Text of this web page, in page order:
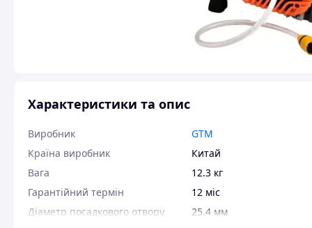
Характеристики та опис
Виробник
GTM
Країна виробник
Китай
Вага
12.3 кг
Гарантійний термін
12 міс
Діаметр посадкового отвору
25.4 мм